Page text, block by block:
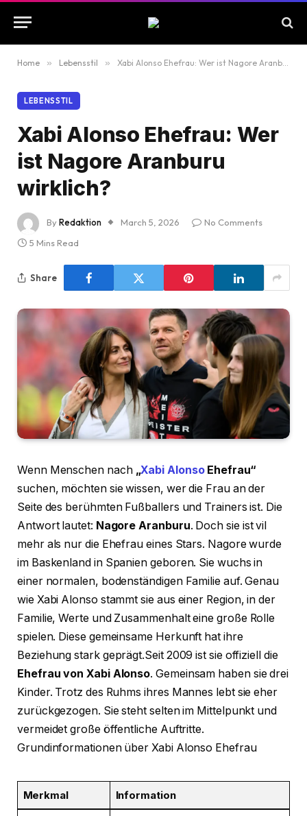
Home » Lebensstil » Xabi Alonso Ehefrau: Wer ist Nagore Aranburu wirklich?
LEBENSSTIL
Xabi Alonso Ehefrau: Wer
ist Nagore Aranburu
wirklich?
ByRedaktion March 5, 2026
No Comments
5 Mins Read
Share
Wenn Menschen nach „Xabi AlonsoEhefrau“
suchen, möchten sie wissen, wer die Frau an der
Seite des berühmten Fußballers und Trainers ist. Die
Antwort lautet: Nagore Aranburu. Doch sie ist vil
mehr als nur die Ehefrau eines Stars. Nagore wurde
im Baskenland in Spanien geboren. Sie wuchs in
einer normalen, bodenständigen Familie auf. Genau
wie Xabi Alonso stammt sie aus einer Region, in der
Familie, Werte und Zusammenhalt eine große Rolle
spielen. Diese gemeinsame Herkunft hat ihre
Beziehung stark geprägt.Seit 2009 ist sie offiziell die
Ehefrau von Xabi Alonso. Gemeinsam haben sie drei
Kinder. Trotz des Ruhms ihres Mannes lebt sie eher
zurückgezogen. Sie steht selten im Mittelpunkt und
vermeidet große öffentliche Auftritte.
Grundinformationen über Xabi Alonso Ehefrau
Merkmal Information